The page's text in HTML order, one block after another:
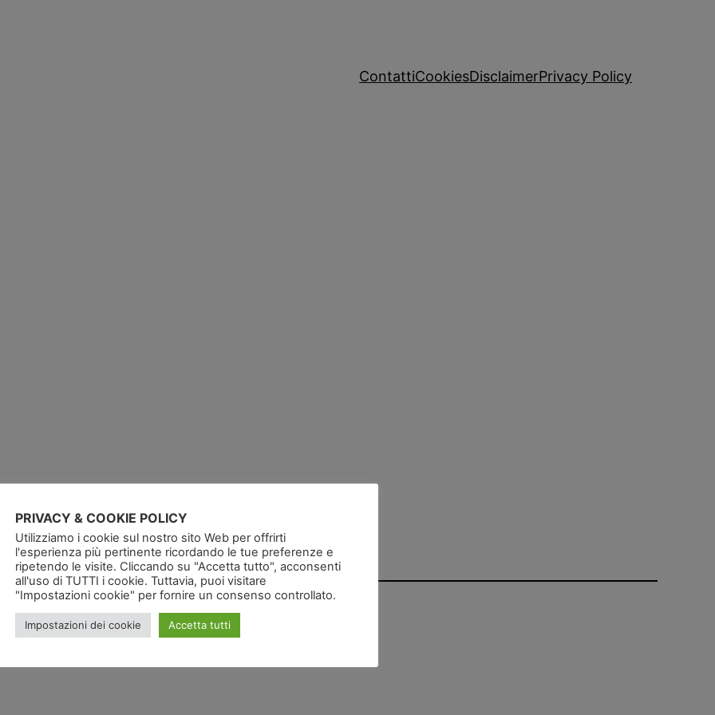
ContattiCookiesDisclaimerPrivacy Policy
Tag:
PRIVACY & COOKIE POLICY
Utilizziamo i cookie sul nostro sito Web per offrirti
l'esperienza più pertinente ricordando le tue preferenze e
ripetendo le visite. Cliccando su "Accetta tutto", acconsenti
all'uso di TUTTI i cookie. Tuttavia, puoi visitare
"Impostazioni cookie" per fornire un consenso controllato.
Impostazioni dei cookie Accetta tutti